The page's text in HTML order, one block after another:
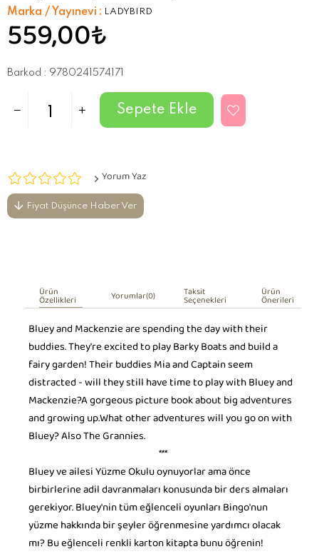
Marka / Yayınevi : LADYBIRD
559,00₺
Barkod : 9780241574171
Yorum Yaz
Fiyat Düşünce Haber Ver
Ürün
Özellikleri Yorumlar(0) Taksit
Seçenekleri Ürün
Önerileri
Bluey and Mackenzie are spending the day with their
buddies. They're excited to play Barky Boats and build a
fairy garden! Their buddies Mia and Captain seem
distracted - will they still have time to play with Bluey and
Mackenzie?A gorgeous picture book about big adventures
and growing up.What other adventures will you go on with
Bluey? Also The Grannies.
***
Bluey ve ailesi Yüzme Okulu oynuyorlar ama önce
birbirlerine adil davranmaları konusunda bir ders almaları
gerekiyor. Bluey'nin tüm eğlenceli oyunları Bingo'nun
yüzme hakkında bir şeyler öğrenmesine yardımcı olacak
mı? Bu eğlenceli renkli karton kitapta bunu öğrenin!